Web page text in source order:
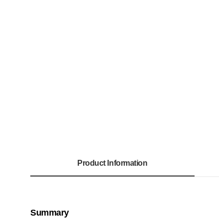
Product Information
Summary